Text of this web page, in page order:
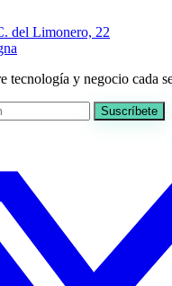
del Limonero, 22
tecnología y negocio cada
Suscríbete